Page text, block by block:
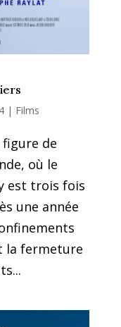
| Films
de
où le
est trois fois
une année
la fermeture